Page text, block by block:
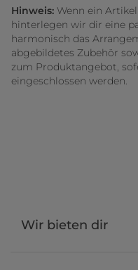
Hinweis: Wenn ein
hinterlegen wir dir eine
harmonisch das
abgebildetes Zubehör
zum Produktangebot,
eingeschlossen werden.
Wir bieten dir